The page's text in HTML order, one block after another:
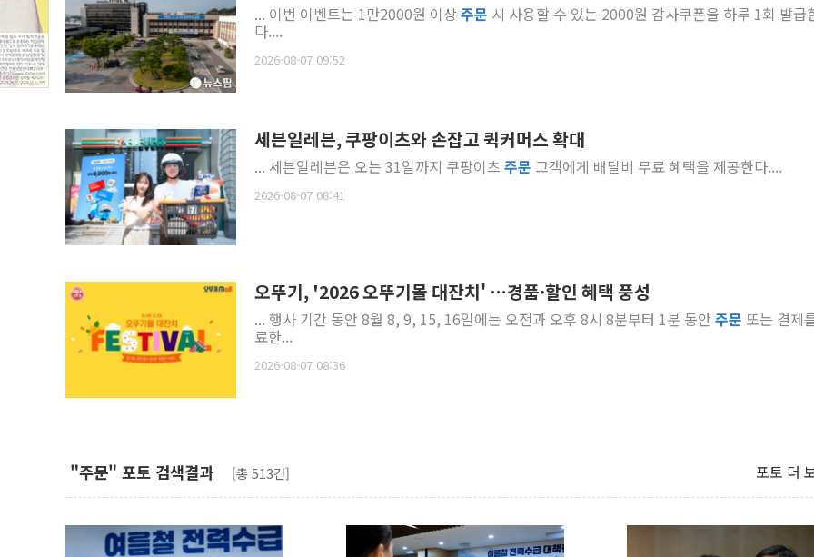
... 이번 이벤트는 1만2000원 이상 주문 시 사용할 수 있는 2000원 감사쿠폰을 하루 1회 발급
다....
2026-08-07 09:52
세븐일레븐, 쿠팡이츠와 손잡고 퀵커머스 확대
... 세븐일레븐은 오는 31일까지 쿠팡이츠 주문 고객에게 배달비 무료 혜택을 제공한다....
2026-08-07 08:41
오뚜기, '2026 오뚜기몰 대잔치' …경품·할인 혜택 풍성
... 행사 기간 동안 8월 8, 9, 15, 16일에는 오전과 오후 8시 8분부터 1분 동안 주문 또는 결제
료한...
2026-08-07 08:36
"주문" 포토 검색결과 [총 513건] 포토 더